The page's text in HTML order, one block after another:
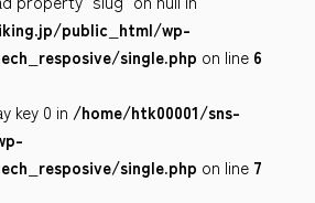
public_html/wp-
single.php on line 6
key 0 in /home/htk00001/sns-
single.php on line 7